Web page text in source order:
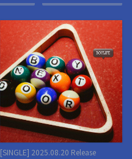
[SINGLE] 2025.08.20 Release